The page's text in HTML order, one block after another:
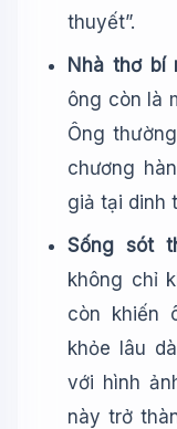
thuyết”.
Nhà thơ bí
ông còn là
Ông
chương
giả tại dinh
Sống sót
không chỉ
còn khiến
khỏe lâu
với hình
này trở